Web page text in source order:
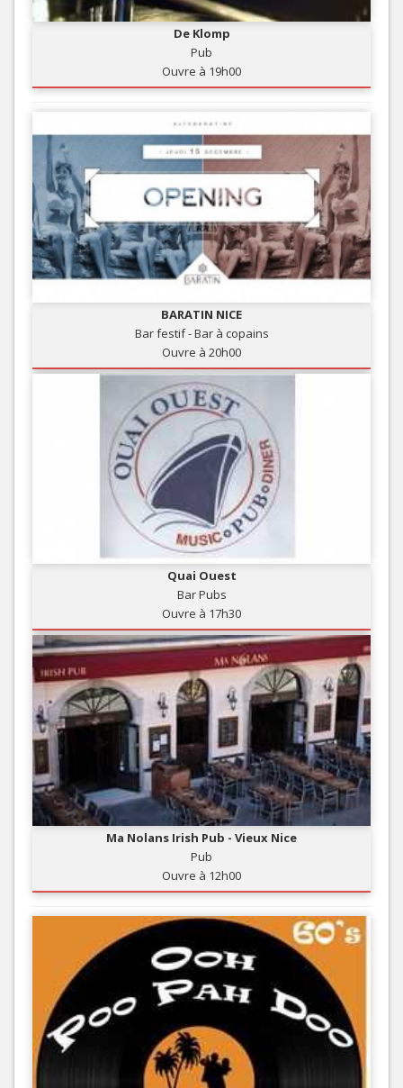
De Klomp
Pub
Ouvre à 19h00
BARATIN NICE
Bar festif - Bar à copains
Ouvre à 20h00
Quai Ouest
Bar Pubs
Ouvre à 17h30
Ma Nolans Irish Pub - Vieux Nice
Pub
Ouvre à 12h00